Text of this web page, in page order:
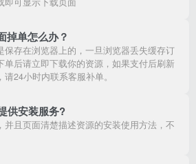
掉单怎么办？
保存在浏览器上的，一旦浏览器丢失缓存订
单后请立即下载你的资源，如果支付后刷新
24小时内联系客服补单。
供安装服务?
并且页面清楚描述资源的安装使用方法，不